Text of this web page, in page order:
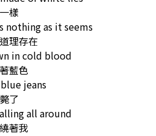
樣
nothing as it seems
理存在
in cold blood
藍色
jeans
了
all around
著我